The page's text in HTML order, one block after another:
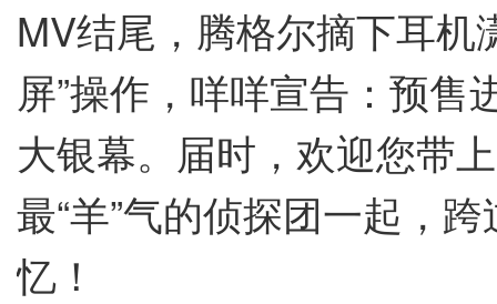
MV结尾，腾格尔摘下耳机
屏”操作，咩咩宣告：预
大银幕。届时，欢迎您带
最“羊”气的侦探团一起，
忆！